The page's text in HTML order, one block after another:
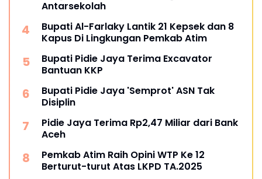
Antarsekolah
Bupati Al-Farlaky Lantik 21 Kepsek dan 8
Kapus Di Lingkungan Pemkab Atim
Bupati Pidie Jaya Terima Excavator
Bantuan KKP
Bupati Pidie Jaya 'Semprot' ASN Tak
Disiplin
Pidie Jaya Terima Rp2,47 Miliar dari Bank
Aceh
Pemkab Atim Raih Opini WTP Ke 12
Berturut-turut Atas LKPD TA.2025